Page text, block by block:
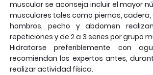
muscular se aconseja incluir el mayor
musculares tales como piernas, cadera,
hombros, pecho y abdomen
repeticiones y de 2 a 3 series por grupo
Hidratarse preferiblemente con
recomiendan los expertos antes,
realizar actividad física.